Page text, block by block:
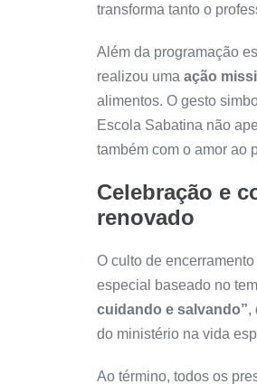
transforma tanto o
Além da programação
realizou uma ação
alimentos. O gesto
Escola Sabatina não
também com o amor ao
Celebração e
renovado
O culto de
especial baseado no
cuidando e salvando”,
do ministério na vida
Ao término, todos os